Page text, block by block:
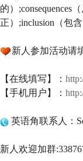
的）;consequences
正）;inclusion（包
新人参加活动请
【在线填写】：
【手机用户】：
英语角联系人：
新人欢迎加群